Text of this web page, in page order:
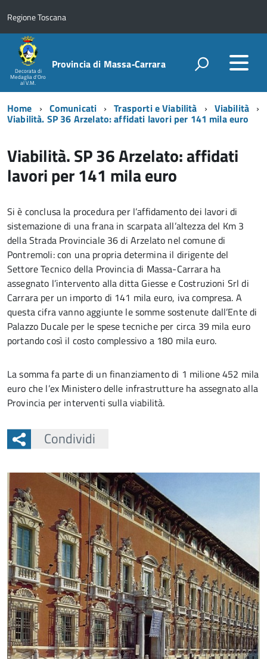
Regione Toscana
Decorata di
Medaglia d'Oro
al V.M.
Provincia di Massa‑Carrara
Home Comunicati Trasporti e Viabilità Viabilità
Viabilità. SP 36 Arzelato: affidati lavori per 141 mila euro
Viabilità. SP 36 Arzelato: affidati
lavori per 141 mila euro
Si è conclusa la procedura per l’affidamento dei lavori di
sistemazione di una frana in scarpata all’altezza del Km 3
della Strada Provinciale 36 di Arzelato nel comune di
Pontremoli: con una propria determina il dirigente del
Settore Tecnico della Provincia di Massa-Carrara ha
assegnato l’intervento alla ditta Giesse e Costruzioni Srl di
Carrara per un importo di 141 mila euro, iva compresa. A
questa cifra vanno aggiunte le somme sostenute dall’Ente di
Palazzo Ducale per le spese tecniche per circa 39 mila euro
portando così il costo complessivo a 180 mila euro.
La somma fa parte di un finanziamento di 1 milione 452 mila
euro che l’ex Ministero delle infrastrutture ha assegnato alla
Provincia per interventi sulla viabilità.
Condividi